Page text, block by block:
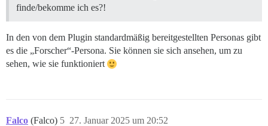
finde/bekomme ich es?!
In den von dem Plugin standardmäßig bereitgestellten Personas gibt
es die „Forscher“-Persona. Sie können sie sich ansehen, um zu
sehen, wie sie funktioniert
Falco (Falco) 27. Januar 2025 um 20:52
5